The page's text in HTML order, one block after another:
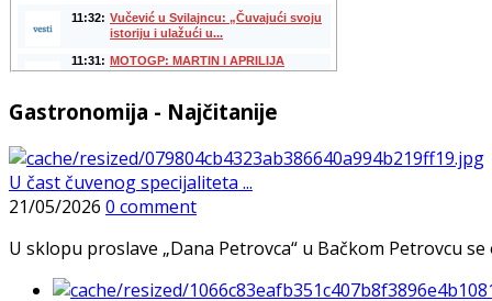
Gastronomija - Najčitanije
U čast čuvenog specijaliteta ...
21/05/2026 0 comment
U sklopu proslave „Dana Petrovca“ u Bačkom Petrovcu